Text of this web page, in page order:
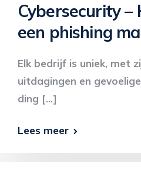
Cybersecurity –
een phishing
Elk bedrijf is uniek, met
uitdagingen en
ding […]
Lees meer